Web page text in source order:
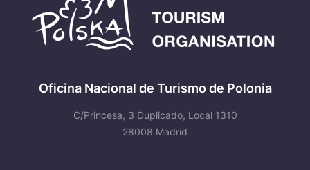
Oficina Nacional de Turismo de Polonia
C/Princesa, 3 Duplicado, Local 1310
28008 Madrid